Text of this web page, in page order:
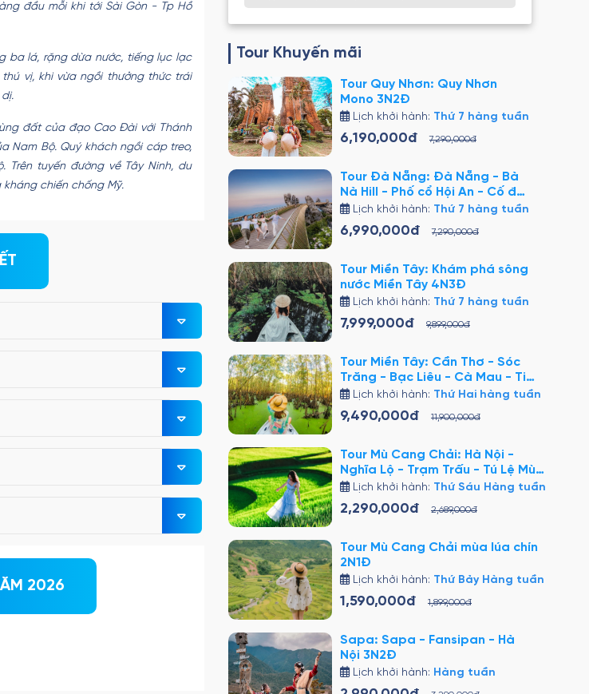
đầu mỗi khi tới Sài Gòn - Tp Hồ
ba lá, rặng dừa nước, tiếng lục lạc
vị, khi vừa ngồi thưởng thức trái
đất của đạo Cao Đài với Thánh
Nam Bộ. Quý khách ngồi cáp treo,
tuyến đường về Tây Ninh, du
chiến chống Mỹ.
2026
Tour Khuyến mãi
Tour Quy Nhơn: Quy Nhơn
Mono 3N2Đ
Lịch khởi hành: Thứ 7 hàng tuần
6,190,000đ 7,290,000đ
Tour Đà Nẵng: Đà Nẵng - Bà
Nà Hill - Phố cổ Hội An - Cố đô
Huế 4N3Đ
Lịch khởi hành: Thứ 7 hàng tuần
6,990,000đ 7,290,000đ
Tour Miền Tây: Khám phá sông
nước Miền Tây 4N3Đ
Lịch khởi hành: Thứ 7 hàng tuần
7,999,000đ 9,899,000đ
Tour Miền Tây: Cần Thơ - Sóc
Trăng - Bạc Liêu - Cà Mau - Tiền
Giang - Bến Tre - Sài Gòn 5N4Đ
Lịch khởi hành: Thứ Hai hàng tuần
9,490,000đ 11,900,000đ
Tour Mù Cang Chải: Hà Nội -
Nghĩa Lộ - Trạm Trấu - Tú Lệ Mù
Cang Chải 3N2Đ
Lịch khởi hành: Thứ Sáu Hàng tuần
2,290,000đ 2,689,000đ
Tour Mù Cang Chải mùa lúa chín
2N1Đ
Lịch khởi hành: Thứ Bảy Hàng tuần
1,590,000đ 1,899,000đ
Sapa: Sapa - Fansipan - Hà
Nội 3N2Đ
Lịch khởi hành: Hàng tuần